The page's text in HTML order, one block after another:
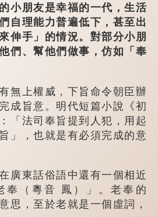
朋友是幸福的一代，生活
自理能力普遍低下，甚至出
伸手」的情況。對部分小朋
們、幫他們做事，仿如「奉
上權威，下旨命令朝臣辦
成旨意。明代短篇小說《初
「法司奉旨提到人犯，用起
」，也就是有必須完成的意
東話俗語中還有一個相近
奉（粵音 鳳）」。老奉的
思，至於老就是一個虛詞，